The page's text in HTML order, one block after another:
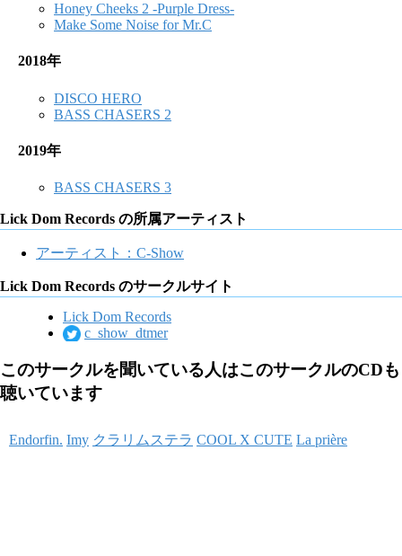
Honey Cheeks 2 -Purple Dress-
Make Some Noise for Mr.C
2018年
DISCO HERO
BASS CHASERS 2
2019年
BASS CHASERS 3
Lick Dom Records の所属アーティスト
アーティスト：C-Show
Lick Dom Records のサークルサイト
Lick Dom Records
c_show_dtmer
このサークルを聞いている人はこのサークルのCDも
聴いています
Endorfin. Imy クラリムステラ COOL X CUTE La prière